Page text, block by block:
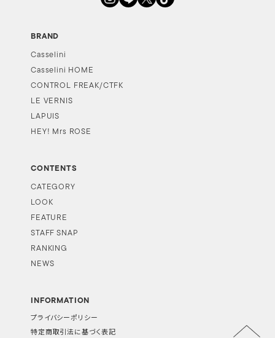
BRAND
Casselini
Casselini HOME
CONTROL FREAK/CTFK
LE VERNIS
LAPUIS
HEY! Mrs ROSE
CONTENTS
CATEGORY
LOOK
FEATURE
STAFF SNAP
RANKING
NEWS
INFORMATION
プライバシーポリシー
特定商取引法に基づく表記